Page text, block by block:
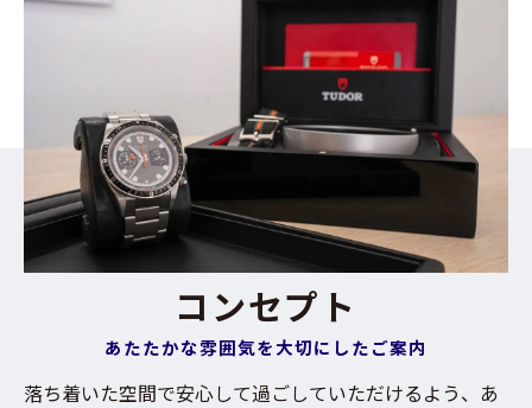
コンセプト
あたたかな雰囲気を大切にしたご案内
落ち着いた空間で安心して過ごしていただけるよう、あ